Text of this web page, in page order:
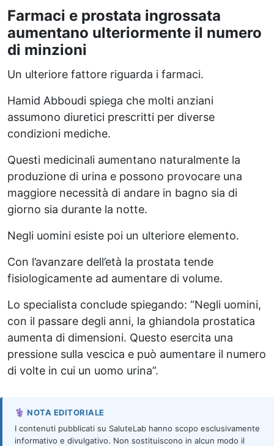
Farmaci e prostata ingrossata
aumentano ulteriormente il numero
di minzioni
Un ulteriore fattore riguarda i farmaci.
Hamid Abboudi spiega che molti anziani
assumono diuretici prescritti per diverse
condizioni mediche.
Questi medicinali aumentano naturalmente la
produzione di urina e possono provocare una
maggiore necessità di andare in bagno sia di
giorno sia durante la notte.
Negli uomini esiste poi un ulteriore elemento.
Con l’avanzare dell’età la prostata tende
fisiologicamente ad aumentare di volume.
Lo specialista conclude spiegando: “Negli uomini,
con il passare degli anni, la ghiandola prostatica
aumenta di dimensioni. Questo esercita una
pressione sulla vescica e può aumentare il numero
di volte in cui un uomo urina”.
⚕️ NOTA EDITORIALE
I contenuti pubblicati su SaluteLab hanno scopo esclusivamente
informativo e divulgativo. Non sostituiscono in alcun modo il